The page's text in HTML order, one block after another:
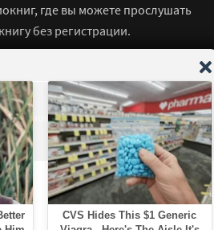
где вы можете прослушать
без регистрации.
knigi-audio.com Все права защищены